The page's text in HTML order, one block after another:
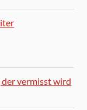
vermisst wird